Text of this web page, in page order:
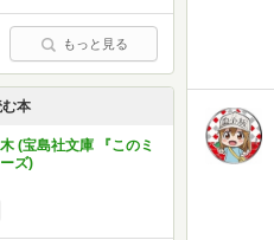
もっと見る
本
(宝島社文庫 『このミ
ズ)